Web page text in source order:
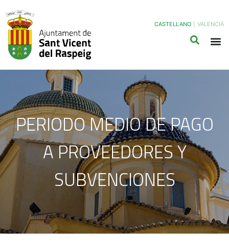
CASTELLANO VALENCIÀ
PERIODO MEDIO DE PAGO
A PROVEEDORES Y
SUBVENCIONES